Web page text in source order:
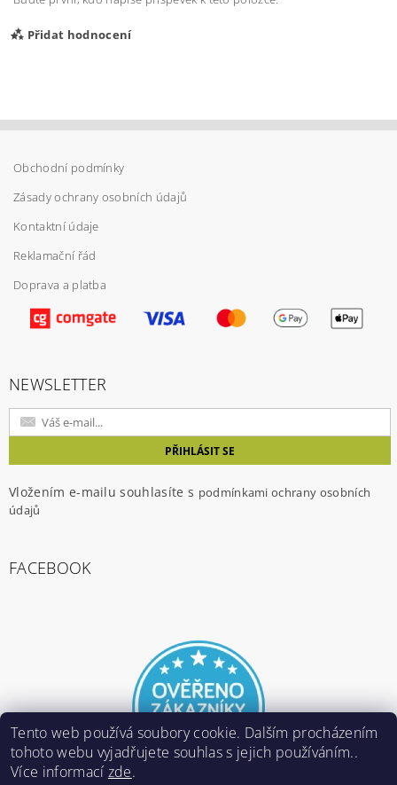
Přidat hodnocení
Vložením hodnocení souhlasíte spodmínkami
ochrany osobních údajů
Obchodní podmínky
Zásady ochrany osobních údajů
Kontaktní údaje
Reklamační řád
Doprava a platba
NEWSLETTER
Vložením e-mailu souhlasíte s podmínkami ochrany osobních
údajů
FACEBOOK
Tento web používá soubory cookie. Dalším procházením
tohoto webu vyjadřujete souhlas s jejich používáním..
Více informací zde.